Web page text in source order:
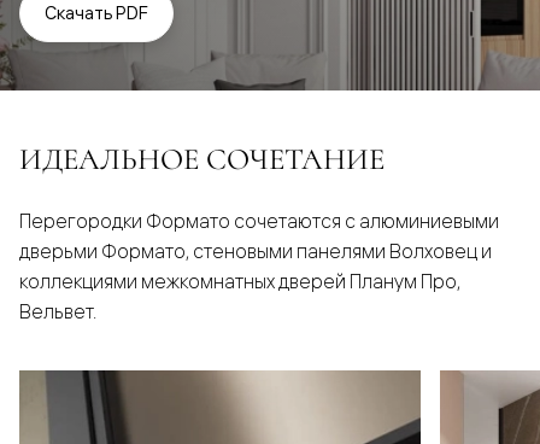
Скачать PDF
ИДЕАЛЬНОЕ СОЧЕТАНИЕ
Перегородки Формато сочетаются с алюминиевыми
дверьми Формато, стеновыми панелями Волховец и
коллекциями межкомнатных дверей Планум Про,
Вельвет.